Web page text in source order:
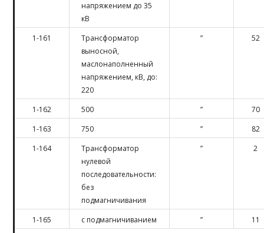
напряжением до 35
кВ
1-161
Трансформатор
выносной,
маслонаполненный
напряжением, кВ, до:
220
” 52
1-162 500 ”
70
1-163
750 ”
82
1-164
Трансформатор
нулевой
последовательности:
без
подмагничивания
” 2
1-165 с подмагничиванием ” 11